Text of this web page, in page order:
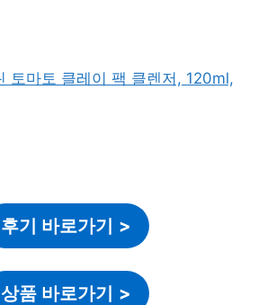
후기 바로가기 >
상품 바로가기 >